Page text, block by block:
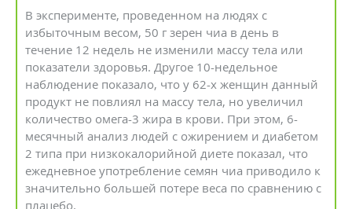
В эксперименте, проведенном на людях с
избыточным весом, 50 г зерен чиа в день в
течение 12 недель не изменили массу тела или
показатели здоровья. Другое 10-недельное
наблюдение показало, что у 62-х женщин данный
продукт не повлиял на массу тела, но увеличил
количество омега-3 жира в крови. При этом, 6-
месячный анализ людей с ожирением и диабетом
2 типа при низкокалорийной диете показал, что
ежедневное употребление семян чиа приводило к
значительно большей потере веса по сравнению с
плацебо.